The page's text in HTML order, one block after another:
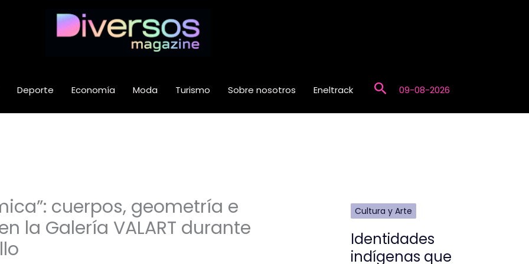
Deporte Economía Moda Turismo Sobre nosotros Eneltrack Buscar09-08-2026
cuerpos, geometría e
la Galería VALART durante
Cultura y Arte
Identidades
indígenas que